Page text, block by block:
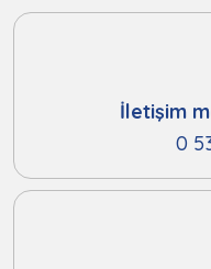
İletişim
0